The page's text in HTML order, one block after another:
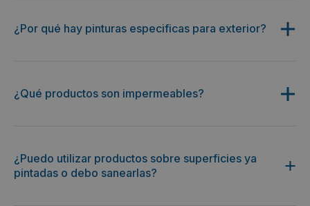
¿Por qué hay pinturas especificas para exterior?
¿Qué productos son impermeables?
¿Puedo utilizar productos sobre superficies ya
pintadas o debo sanearlas?